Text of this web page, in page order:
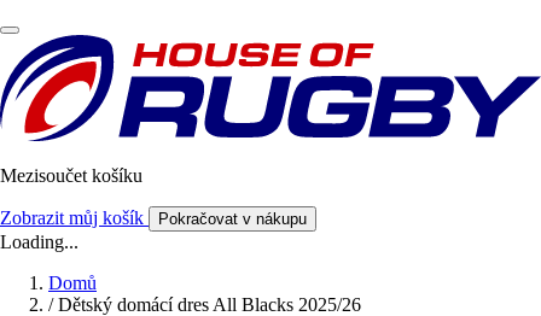
Mezisoučet košíku
Zobrazit můj košík Pokračovat v nákupu
Loading...
Domů
/ Dětský domácí dres All Blacks 2025/26